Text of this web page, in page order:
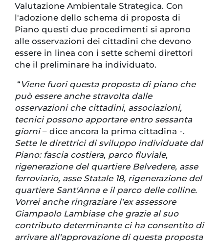
Valutazione Ambientale Strategica. Con
l'adozione dello schema di proposta di
Piano questi due procedimenti si aprono
alle osservazioni dei cittadini che devono
essere in linea con i sette schemi direttori
che il preliminare ha individuato.
“Viene fuori questa proposta di piano che
può essere anche stravolta dalle
osservazioni che cittadini, associazioni,
tecnici possono apportare entro sessanta
giorni– dice ancora la prima cittadina -.
Sette le direttrici di sviluppo individuate dal
Piano: fascia costiera, parco fluviale,
rigenerazione del quartiere Belvedere, asse
ferroviario, asse Statale 18, rigenerazione del
quartiere Sant'Anna e il parco delle colline.
Vorrei anche ringraziare l'ex assessore
Giampaolo Lambiase che grazie al suo
contributo determinante ci ha consentito di
arrivare all'approvazione di questa proposta